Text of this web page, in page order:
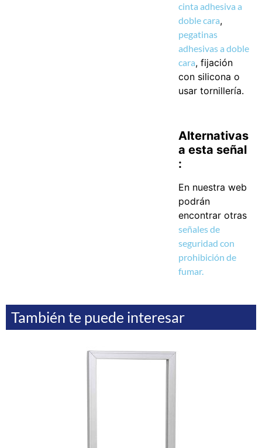
cinta adhesiva a
doble cara,
pegatinas
adhesivas a doble
cara, fijación
con silicona o
usar tornillería.
Alternativas
a esta señal
:
En nuestra web
podrán
encontrar otras
señales de
seguridad con
prohibición de
fumar.
También te puede interesar